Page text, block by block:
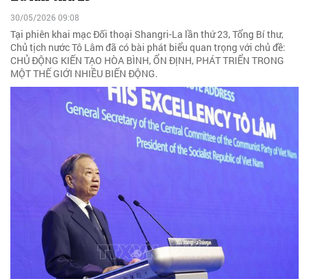
30/05/2026 09:08
Tại phiên khai mạc Đối thoại Shangri-La lần thứ 23, Tổng Bí thư,
Chủ tịch nước Tô Lâm đã có bài phát biểu quan trọng với chủ đề:
CHỦ ĐỘNG KIẾN TẠO HÒA BÌNH, ỔN ĐỊNH, PHÁT TRIỂN TRONG
MỘT THẾ GIỚI NHIỀU BIẾN ĐỘNG.